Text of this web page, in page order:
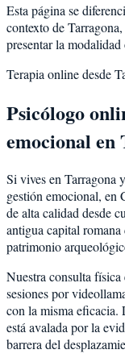
Esta página se
contexto deTarragona,
presentar la
Terapia online desde
Psicólogo
emocional en
Si vives enTarragona
gestión emocional, en
de alta calidad desde
antigua capital
patrimonio
Nuestra consulta física
sesiones por
con la misma eficacia.
está avalada por la
barrera del